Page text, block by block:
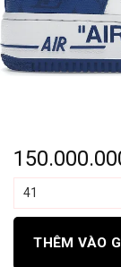
THÊM VÀO